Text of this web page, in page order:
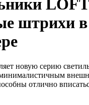
штрихи в
новую серию
отлично